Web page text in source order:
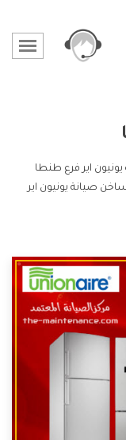
اير فرع طنطا
صيانة يونيون اير